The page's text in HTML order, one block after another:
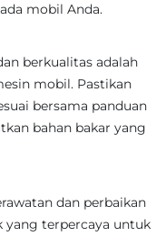
mobil Anda.
berkualitas adalah
mobil. Pastikan
bersama panduan
bahan bakar yang
dan perbaikan
yang terpercaya untuk